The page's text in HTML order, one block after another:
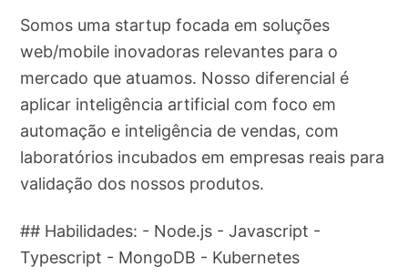
Somos uma startup focada em soluções
web/mobile inovadoras relevantes para o
mercado que atuamos. Nosso diferencial é
aplicar inteligência artificial com foco em
automação e inteligência de vendas, com
laboratórios incubados em empresas reais para
validação dos nossos produtos.
## Habilidades: - Node.js - Javascript -
Typescript - MongoDB - Kubernetes